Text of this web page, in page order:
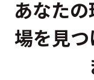
あなた
場を見